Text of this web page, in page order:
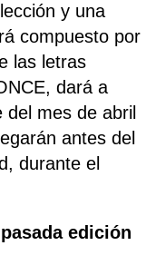
y una
compuesto por
las letras
dará a
mes de abril
antes del
durante el
edición